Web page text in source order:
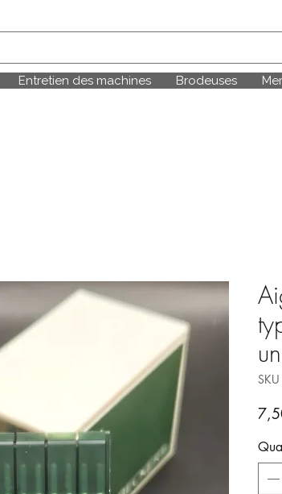
Entretien des machines Brodeuses